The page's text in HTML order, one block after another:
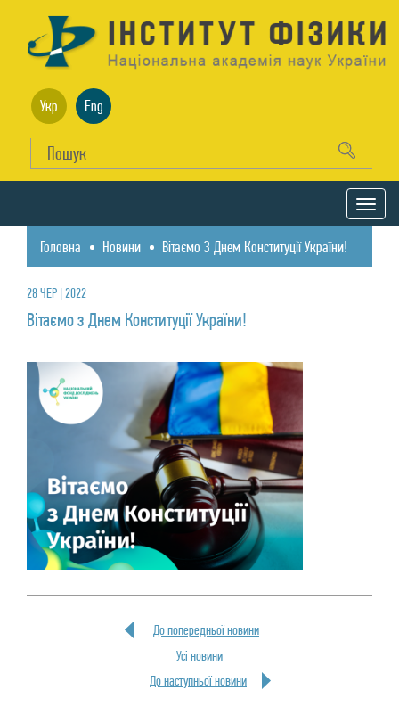
Укр Eng
Головна Новини Вітаємо З Днем Конституції України!
28 ЧЕР | 2022
Вітаємо з Днем Конституції України!
До попередньої новини
Усi новини
До наступньої новини